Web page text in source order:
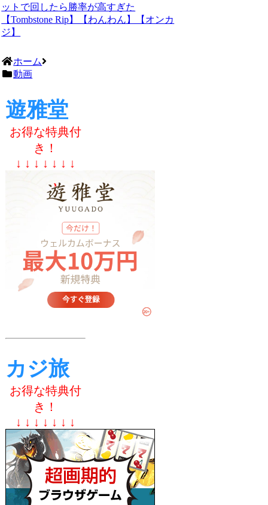
ットで回したら勝率が高すぎた
【Tombstone Rip】【わんわん】【オンカ
ジ】
ホーム
動画
遊雅堂
お得な特典付
き！
↓ ↓ ↓ ↓ ↓ ↓ ↓
カジ旅
お得な特典付
き！
↓ ↓ ↓ ↓ ↓ ↓ ↓